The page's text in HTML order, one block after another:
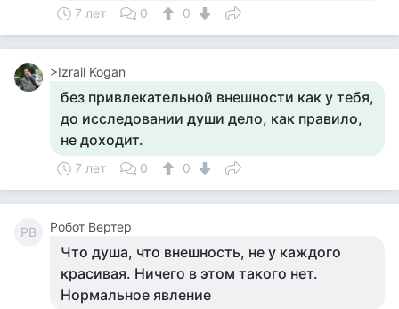
7 лет 0 0
>Izrail Kogan
без привлекательной внешности как у тебя,
до исследовании души дело, как правило,
не доходит.
7 лет 0 0
РВ Робот Вертер
Что душа, что внешность, не у каждого
красивая. Ничего в этом такого нет.
Нормальное явление